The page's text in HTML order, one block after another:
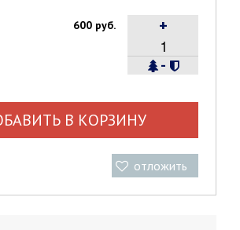
600 руб.
-
+
В КОРЗИНУ
отложить